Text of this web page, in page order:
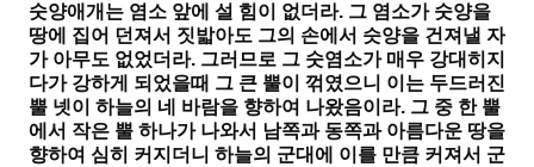
숫양애개는 염소 앞에 설 힘이 없더라. 그 염소가 숫양을
땅에 집어 던져서 짓밟아도 그의 손에서 슷양을 건져낼 자
가 아무도 없었더라. 그러므로 그 숫염소가 매우 강대히지
다가 강하게 되었을때 그 큰 뿔이 꺾였으니 이는 두드러진
뿔 넷이 하늘의 네 바람을 향하여 나왔음이라. 그 중 한 뿔
에서 작은 뿔 하나가 나와서 남쪽과 동쪽과 아름다운 땅을
향하여 심히 커지더니 하늘의 군대에 이를 만큼 커져서 군